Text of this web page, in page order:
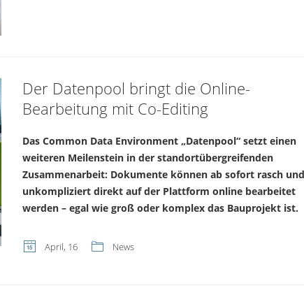
Der Datenpool bringt die Online-
Bearbeitung mit Co-Editing
Das Common Data Environment „Datenpool“ setzt einen
weiteren Meilenstein in der standortübergreifenden
Zusammenarbeit: Dokumente können ab sofort rasch und
unkompliziert direkt auf der Plattform online bearbeitet
werden – egal wie groß oder komplex das Bauprojekt ist.
April, 16 News